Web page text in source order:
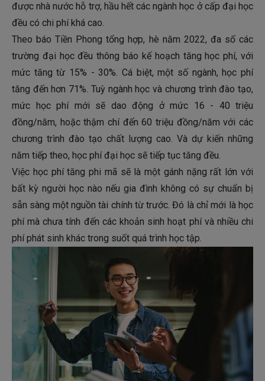
được nhà nước hỗ trợ, hầu hết các ngành học ở cấp đại học
đều có chi phí khá cao.
Theo báo Tiền Phong tổng hợp, hè năm 2022, đa số các
trường đại học đều thông báo kế hoạch tăng học phí, với
mức tăng từ 15% - 30%. Cá biệt, một số ngành, học phí
tăng đến hơn 71%. Tuỳ ngành học và chương trình đào tạo,
mức học phí mới sẽ dao động ở mức 16 - 40 triệu
đồng/năm, hoặc thậm chí đến 60 triệu đồng/năm với các
chương trình đào tạo chất lượng cao. Và dự kiến những
năm tiếp theo, học phí đại học sẽ tiếp tục tăng đều.
Việc học phí tăng phi mã sẽ là một gánh nặng rất lớn với
bất kỳ người học nào nếu gia đình không có sự chuẩn bị
sẵn sàng một nguồn tài chính từ trước. Đó là chỉ mới là học
phí mà chưa tính đến các khoản sinh hoạt phí và nhiều chi
phí phát sinh khác trong suốt quá trình học tập.